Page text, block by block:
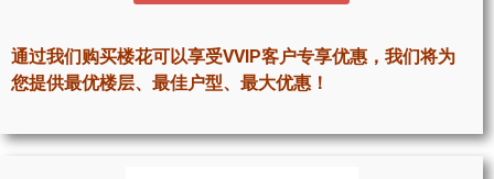
密西沙加社区介绍
通过我们购买楼花可以享受VVIP客户专享优惠，我们将为
您提供最优楼层、最佳户型、最大优惠！